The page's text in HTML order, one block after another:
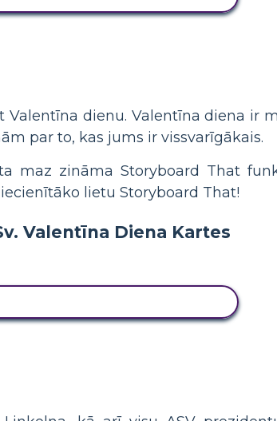
dienu. Valentīna diena ir
par to, kas jums ir vissvarīgākais.
maz zināma Storyboard That
lietu Storyboard That!